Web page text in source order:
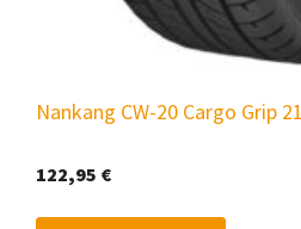
Nankang CW-20 Cargo Grip
122,95 €